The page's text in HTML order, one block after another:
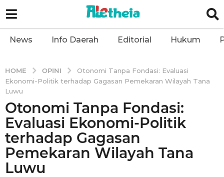
News Info Daerah Editorial Hukum
HOME OPINI
Otonomi Tanpa Fondasi: Evaluasi
Ekonomi-Politik terhadap Gagasan Pemekaran Wilayah Tana
Luwu
7
b
u
l
a
Otonomi Tanpa Fondasi:
Evaluasi Ekonomi-Politik
terhadap Gagasan
Pemekaran Wilayah Tana
Luwu